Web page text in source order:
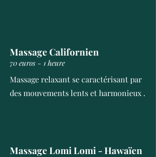
Massage Californien
70 euros - 1 heure
Massage relaxant se caractérisant par
des mouvements lents et harmonieux .
Massage Lomi Lomi - Hawaïen